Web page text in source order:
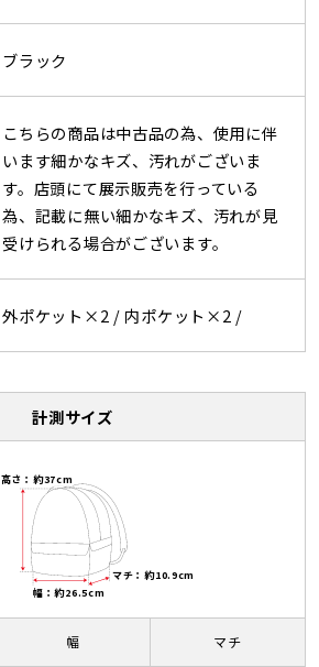
ブラック
こちらの商品は中古品の為、使用に伴
います細かなキズ、汚れがございま
す。店頭にて展示販売を行っている
為、記載に無い細かなキズ、汚れが見
受けられる場合がございます。
外ポケット×2 / 内ポケット×2 /
計測サイズ
高さ：約37cm
幅：約26.5cm
マチ：約10.9cm
幅 マチ